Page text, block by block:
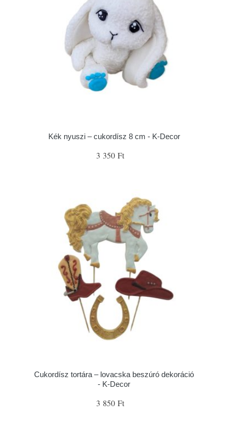
Kék nyuszi – cukordísz 8 cm - K-Decor
3 350 Ft
Cukordísz tortára – lovacska beszúró dekoráció
- K-Decor
3 850 Ft